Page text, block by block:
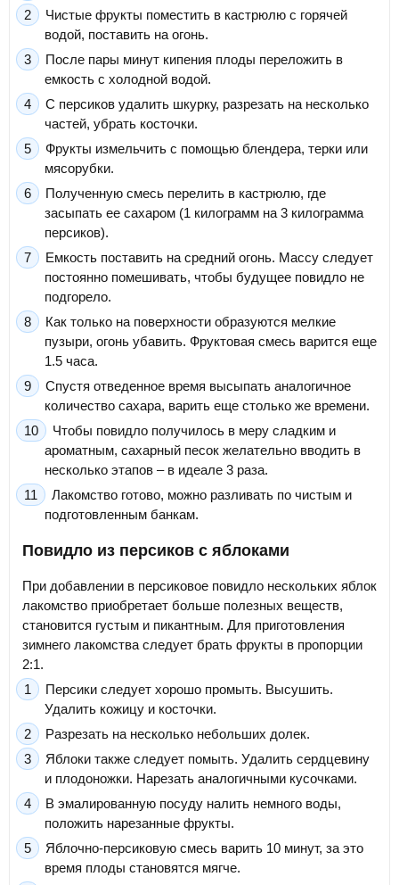
Чистые фрукты поместить в кастрюлю с горячей
водой, поставить на огонь.
После пары минут кипения плоды переложить в
емкость с холодной водой.
С персиков удалить шкурку, разрезать на несколько
частей, убрать косточки.
Фрукты измельчить с помощью блендера, терки или
мясорубки.
Полученную смесь перелить в кастрюлю, где
засыпать ее сахаром (1 килограмм на 3 килограмма
персиков).
Емкость поставить на средний огонь. Массу следует
постоянно помешивать, чтобы будущее повидло не
подгорело.
Как только на поверхности образуются мелкие
пузыри, огонь убавить. Фруктовая смесь варится еще
1.5 часа.
Спустя отведенное время высыпать аналогичное
количество сахара, варить еще столько же времени.
Чтобы повидло получилось в меру сладким и
ароматным, сахарный песок желательно вводить в
несколько этапов – в идеале 3 раза.
Лакомство готово, можно разливать по чистым и
подготовленным банкам.
Повидло из персиков с яблоками
При добавлении в персиковое повидло нескольких яблок
лакомство приобретает больше полезных веществ,
становится густым и пикантным. Для приготовления
зимнего лакомства следует брать фрукты в пропорции
2:1.
Персики следует хорошо промыть. Высушить.
Удалить кожицу и косточки.
Разрезать на несколько небольших долек.
Яблоки также следует помыть. Удалить сердцевину
и плодоножки. Нарезать аналогичными кусочками.
В эмалированную посуду налить немного воды,
положить нарезанные фрукты.
Яблочно-персиковую смесь варить 10 минут, за это
время плоды становятся мягче.